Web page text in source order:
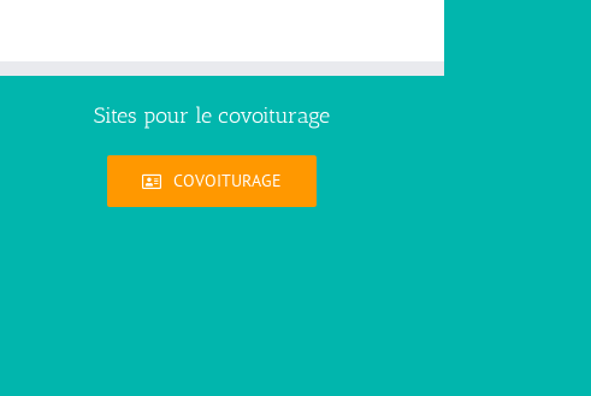
Sites pour le covoiturage
COVOITURAGE